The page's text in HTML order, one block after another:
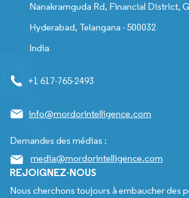
Nanakramguda Rd, Financial District,
Hyderabad, Telangana - 500032
India
+1 617-765-2493
info@mordorintelligence.com
Demandes des médias :
media@mordorintelligence.com
REJOIGNEZ-NOUS
Nous cherchons toujours à embaucher des